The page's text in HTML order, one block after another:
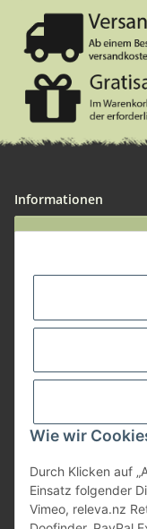
Wie wir
Durch Klicken auf
Einsatz folgender
Vimeo, releva.nz
Informationen